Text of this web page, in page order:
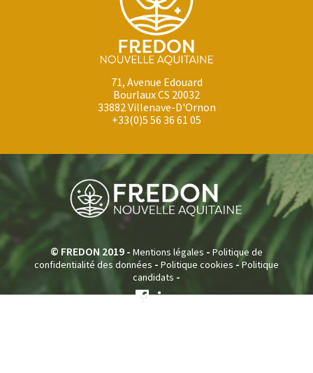
71, Avenue Edouard
Bourlaux CS 20032
33882 Villenave-D'Ornon
+33(0)5 56 36 61 05
© FREDON 2019 - Mentions légales - Politique de
confidentialité des données - Politique cookies -Politique
candidats -